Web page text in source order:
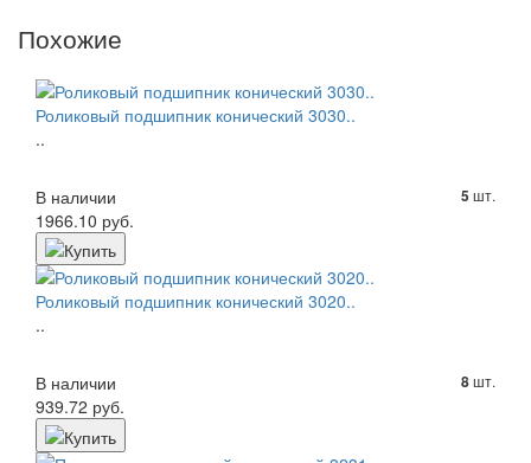
Похожие
Роликовый подшипник конический 3030..
..
В наличии 5 шт.
1966.10 руб.
Роликовый подшипник конический 3020..
..
В наличии 8шт.
939.72 руб.